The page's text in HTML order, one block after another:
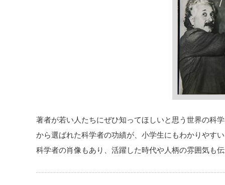
著者が若い人たちにぜひ知ってほしいと思う世界の科
から選ばれた科学者の功績が、小学生にもわかりやす
科学者の肖像もあり、活躍した時代や人柄の雰囲気も